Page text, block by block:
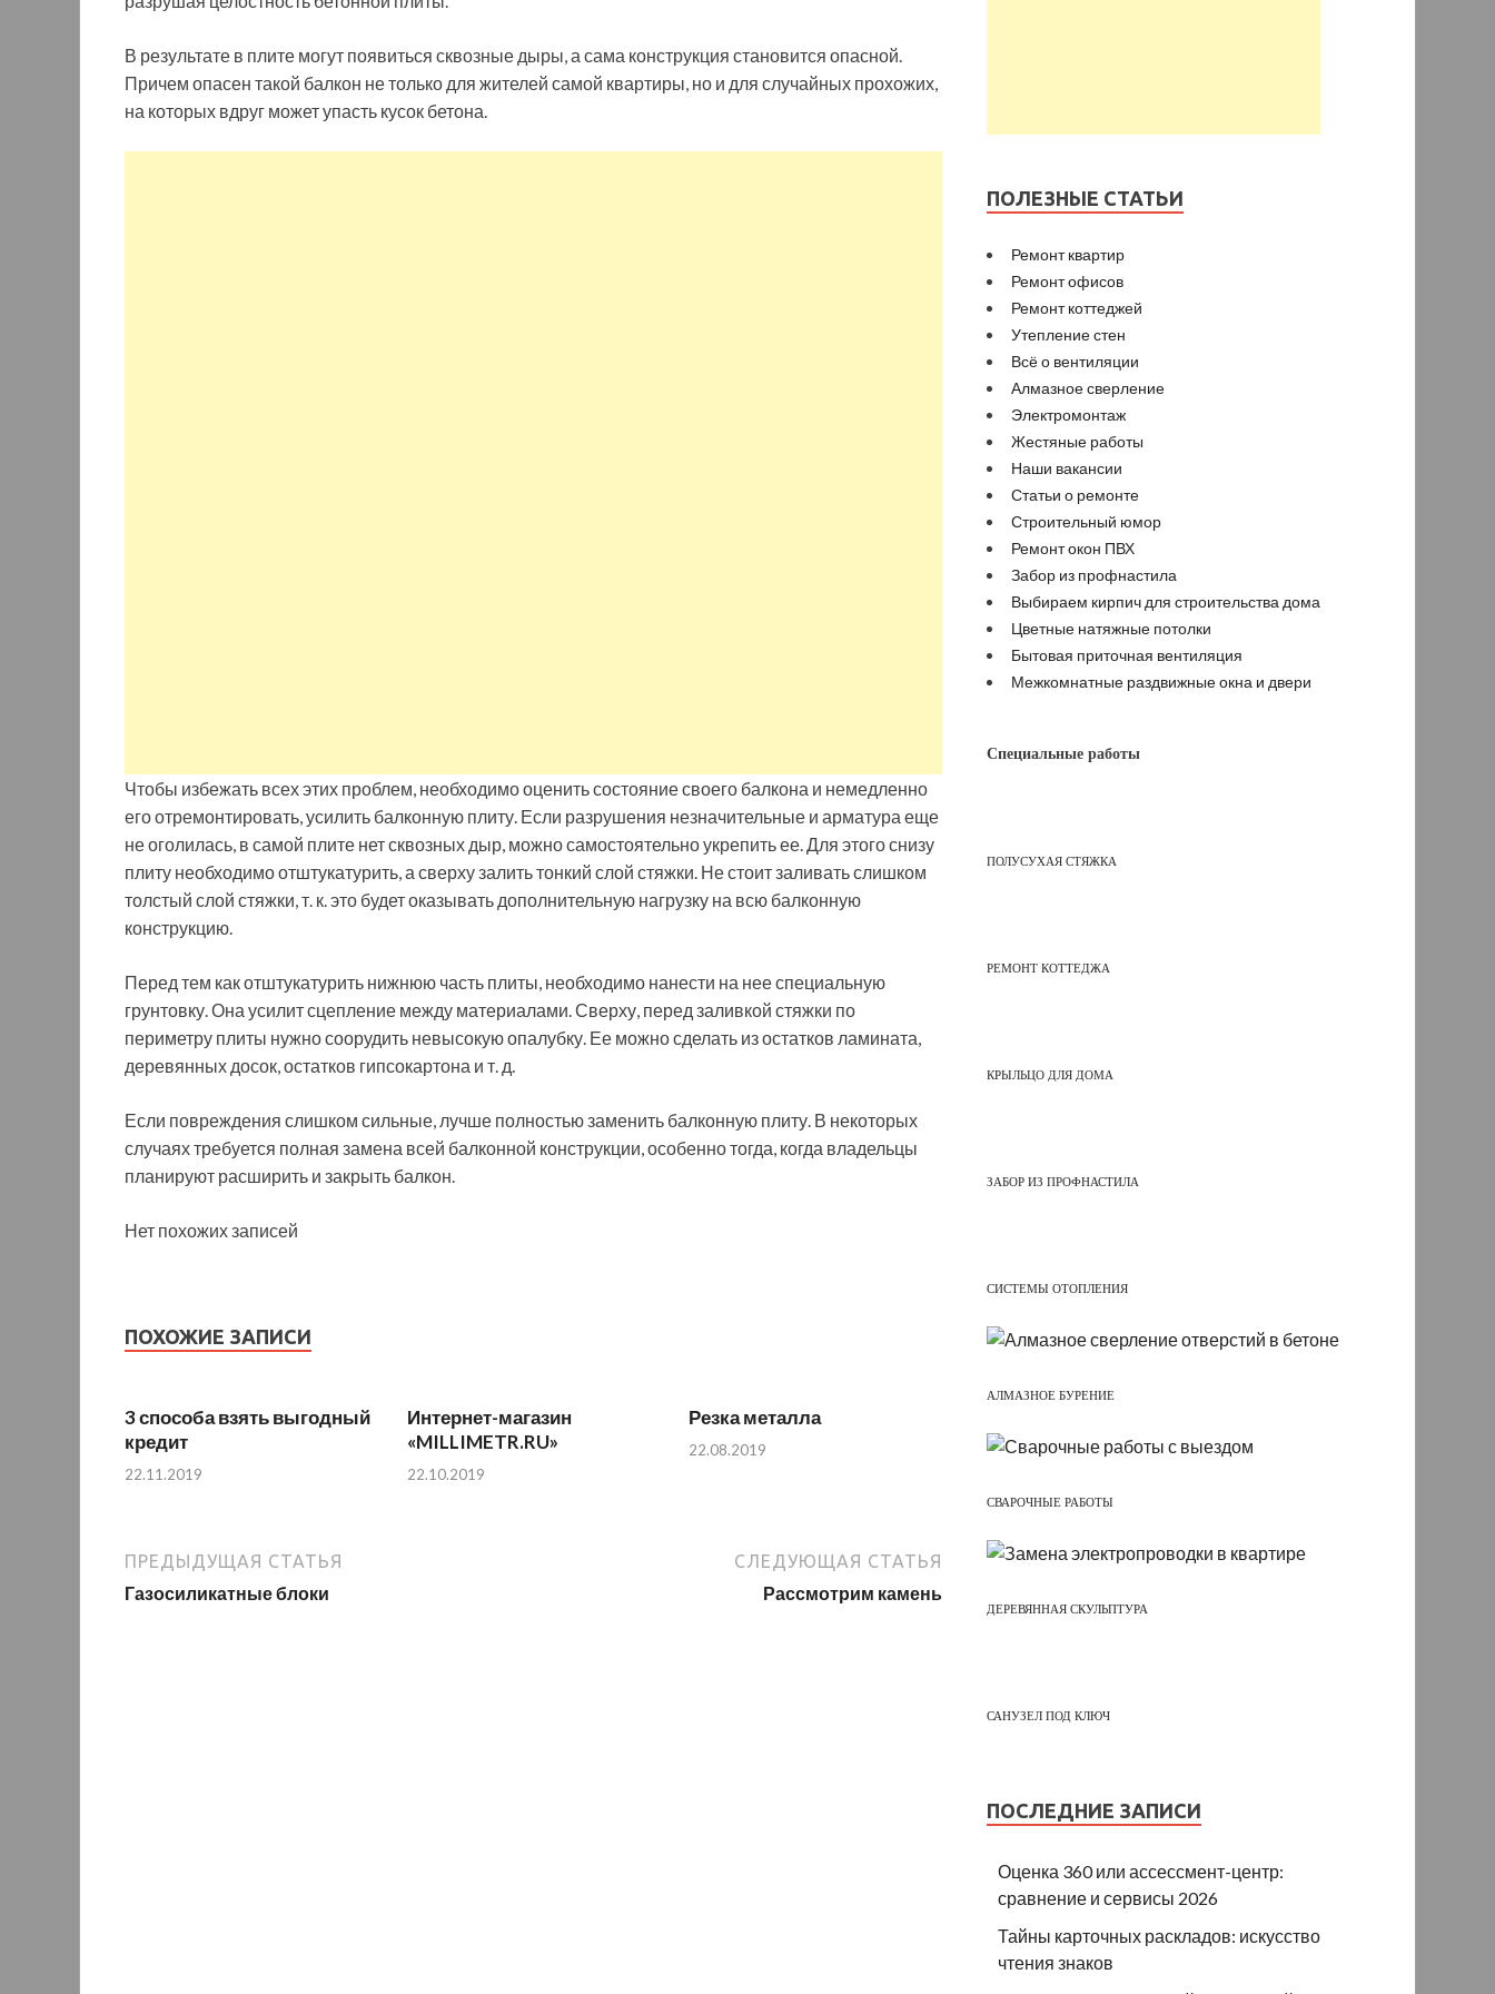
В результате в плите могут появиться сквозные дыры, а сама конструкция становится опасной.
Причем опасен такой балкон не только для жителей самой квартиры, но и для случайных прохожих,
на которых вдруг может упасть кусок бетона.
Чтобы избежать всех этих проблем, необходимо оценить состояние своего балкона и немедленно
его отремонтировать, усилить балконную плиту. Если разрушения незначительные и арматура еще
не оголилась, в самой плите нет сквозных дыр, можно самостоятельно укрепить ее. Для этого снизу
плиту необходимо отштукатурить, а сверху залить тонкий слой стяжки. Не стоит заливать слишком
толстый слой стяжки, т. к. это будет оказывать дополнительную нагрузку на всю балконную
конструкцию.
Перед тем как отштукатурить нижнюю часть плиты, необходимо нанести на нее специальную
грунтовку. Она усилит сцепление между материалами. Сверху, перед заливкой стяжки по
периметру плиты нужно соорудить невысокую опалубку. Ее можно сделать из остатков ламината,
деревянных досок, остатков гипсокартона и т. д.
Если повреждения слишком сильные, лучше полностью заменить балконную плиту. В некоторых
случаях требуется полная замена всей балконной конструкции, особенно тогда, когда владельцы
планируют расширить и закрыть балкон.
Нет похожих записей
ПОХОЖИЕ ЗАПИСИ
3 способа взять выгодный
кредит
22.11.2019
Интернет-магазин
«MILLIMETR.RU»
22.10.2019
Резка металла
22.08.2019
ПРЕДЫДУЩАЯ СТАТЬЯ
Газосиликатные блоки
СЛЕДУЮЩАЯ СТАТЬЯ
Рассмотрим камень
ПОЛЕЗНЫЕ СТАТЬИ
Ремонт квартир
Ремонт офисов
Ремонт коттеджей
Утепление стен
Всё о вентиляции
Алмазное сверление
Электромонтаж
Жестяные работы
Наши вакансии
Статьи о ремонте
Строительный юмор
Ремонт окон ПВХ
Забор из профнастила
Выбираем кирпич для строительства дома
Цветные натяжные потолки
Бытовая приточная вентиляция
Межкомнатные раздвижные окна и двери
Специальные работы
ПОЛУСУХАЯ СТЯЖКА
РЕМОНТ КОТТЕДЖА
КРЫЛЬЦО ДЛЯ ДОМА
ЗАБОР ИЗ ПРОФНАСТИЛА
СИСТЕМЫ ОТОПЛЕНИЯ
АЛМАЗНОЕ БУРЕНИЕ
СВАРОЧНЫЕ РАБОТЫ
ДЕРЕВЯННАЯ СКУЛЬПТУРА
САНУЗЕЛ ПОД КЛЮЧ
ПОСЛЕДНИЕ ЗАПИСИ
Оценка 360 или ассессмент-центр:
сравнение и сервисы 2026
Тайны карточных раскладов: искусство
чтения знаков